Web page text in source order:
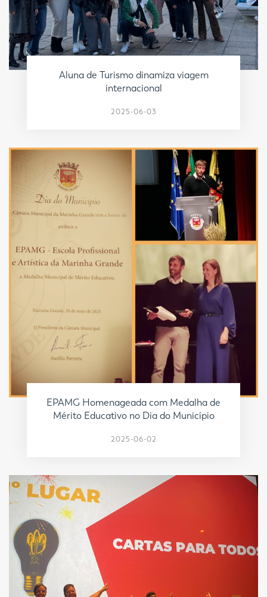
Aluna de Turismo dinamiza viagem
internacional
2025-06-03
EPAMG Homenageada com Medalha de
Mérito Educativo no Dia do Município
2025-06-02